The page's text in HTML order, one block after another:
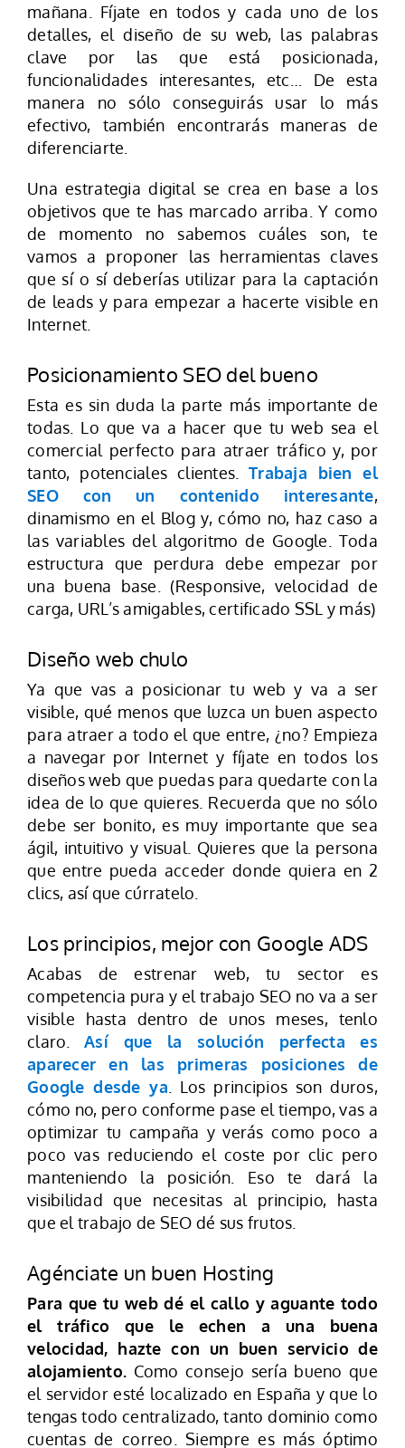
mañana. Fíjate en todos y cada uno de los
detalles, el diseño de su web, las palabras
clave por las que está posicionada,
funcionalidades interesantes, etc… De esta
manera no sólo conseguirás usar lo más
efectivo, también encontrarás maneras de
diferenciarte.
Una estrategia digital se crea en base a los
objetivos que te has marcado arriba. Y como
de momento no sabemos cuáles son, te
vamos a proponer las herramientas claves
que sí o sí deberías utilizar para la captación
de leads y para empezar a hacerte visible en
Internet.
Posicionamiento SEO del bueno
Esta es sin duda la parte más importante de
todas. Lo que va a hacer que tu web sea el
comercial perfecto para atraer tráfico y, por
tanto, potenciales clientes.Trabaja bien el
SEO con un contenido interesante,
dinamismo en el Blog y, cómo no, haz caso a
las variables del algoritmo de Google. Toda
estructura que perdura debe empezar por
una buena base. (Responsive, velocidad de
carga, URL’s amigables, certificado SSL y más)
Diseño web chulo
Ya que vas a posicionar tu web y va a ser
visible, qué menos que luzca un buen aspecto
para atraer a todo el que entre, ¿no? Empieza
a navegar por Internet y fíjate en todos los
diseños web que puedas para quedarte con la
idea de lo que quieres. Recuerda que no sólo
debe ser bonito, es muy importante que sea
ágil, intuitivo y visual. Quieres que la persona
que entre pueda acceder donde quiera en 2
clics, así que cúrratelo.
Los principios, mejor con Google ADS
Acabas de estrenar web, tu sector es
competencia pura y el trabajo SEO no va a ser
visible hasta dentro de unos meses, tenlo
claro.Así que la solución perfecta es
aparecer en las primeras posiciones de
Google desde ya . Los principios son duros,
cómo no, pero conforme pase el tiempo, vas a
optimizar tu campaña y verás como poco a
poco vas reduciendo el coste por clic pero
manteniendo la posición. Eso te dará la
visibilidad que necesitas al principio, hasta
que el trabajo de SEO dé sus frutos.
Agénciate un buen Hosting
Para que tu web dé el callo y aguante todo
el tráfico que le echen a una buena
velocidad, hazte con un buen servicio de
alojamiento. Como consejo sería bueno que
el servidor esté localizado en España y que lo
tengas todo centralizado, tanto dominio como
cuentas de correo. Siempre es más óptimo